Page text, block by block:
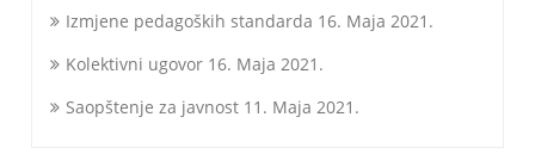
Izmjene pedagoških standarda 16. Maja 2021.
Kolektivni ugovor 16. Maja 2021.
Saopštenje za javnost 11. Maja 2021.